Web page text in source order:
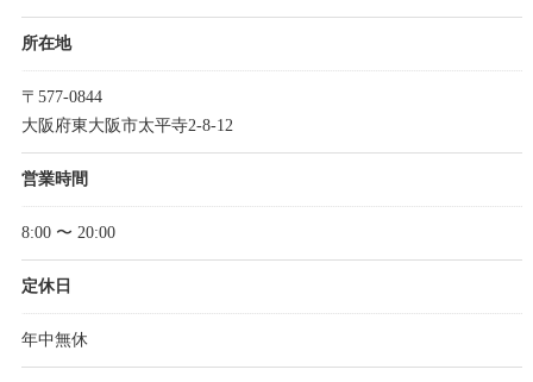
所在地
〒577-0844
大阪府東大阪市太平寺2-8-12
営業時間
8:00 〜 20:00
定休日
年中無休